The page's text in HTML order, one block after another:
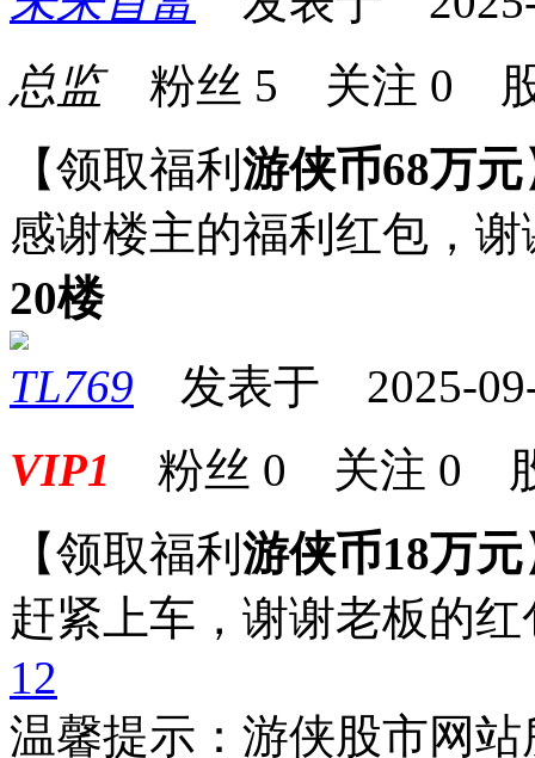
总监粉丝 5 关注 0
【领取福利 游侠币68万元
感谢楼主的福利红包，谢
20楼
TL769 发表于 2025-09-
VIP1 粉丝 0 关注 0
【领取福利 游侠币18万元
赶紧上车，谢谢老板的
12
温馨提示：游侠股市网